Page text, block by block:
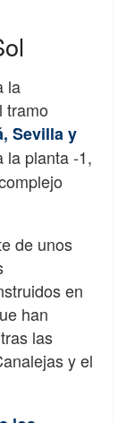
la
tramo
Sevilla y
la planta -1,
de unos
en
han
las
y el